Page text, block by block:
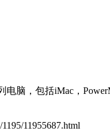
脑，包括iMac，
11955687.html